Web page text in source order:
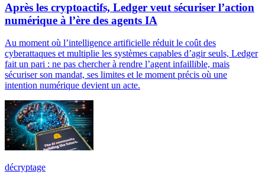
Après les cryptoactifs, Ledger veut sécuriser l’action
numérique à l’ère des agents IA
Au moment où l’intelligence artificielle réduit le coût des
cyberattaques et multiplie les systèmes capables d’agir seuls, Ledger
fait un pari : ne pas chercher à rendre l’agent infaillible, mais
sécuriser son mandat, ses limites et le moment précis où une
intention numérique devient un acte.
décryptage